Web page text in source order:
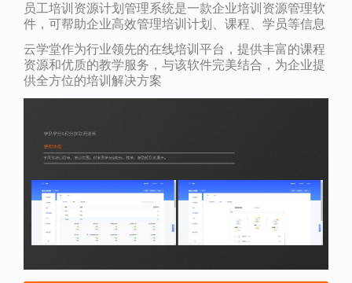
员工培训资源计划管理系统是一款企业培训资源管理软
件，可帮助企业高效管理培训计划、课程、学员等信息
云学堂作为行业领先的在线培训平台，提供丰富的课程
资源和优质的教学服务，与该软件完美结合，为企业提
供全方位的培训解决方案